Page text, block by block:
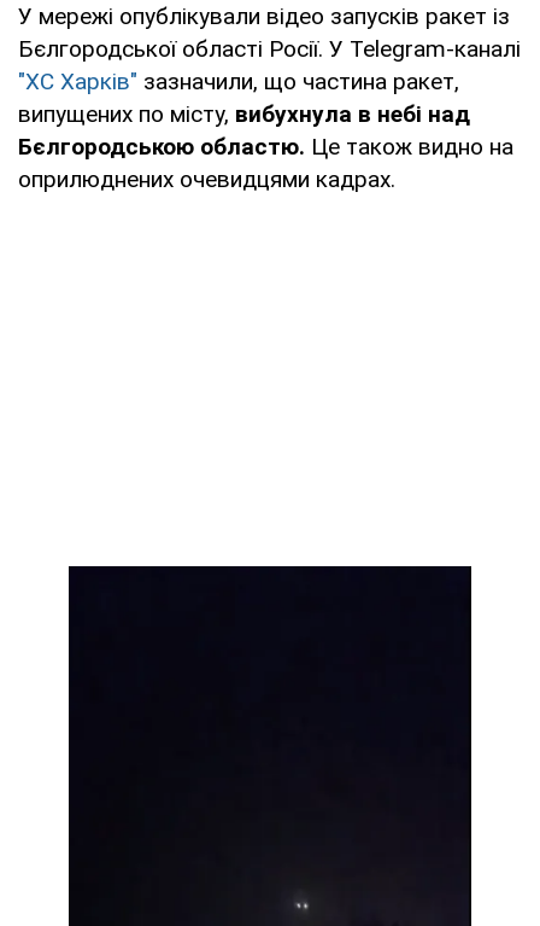
У мережі опублікували відео запусків ракет із
Бєлгородської області Росії. У Telegram-каналі
"ХС Харків" зазначили, що частина ракет,
випущених по місту, вибухнула в небі над
Бєлгородською областю. Це також видно на
оприлюднених очевидцями кадрах.